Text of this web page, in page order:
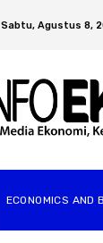
Sabtu, Agustus 8,
ECONOMICS AND